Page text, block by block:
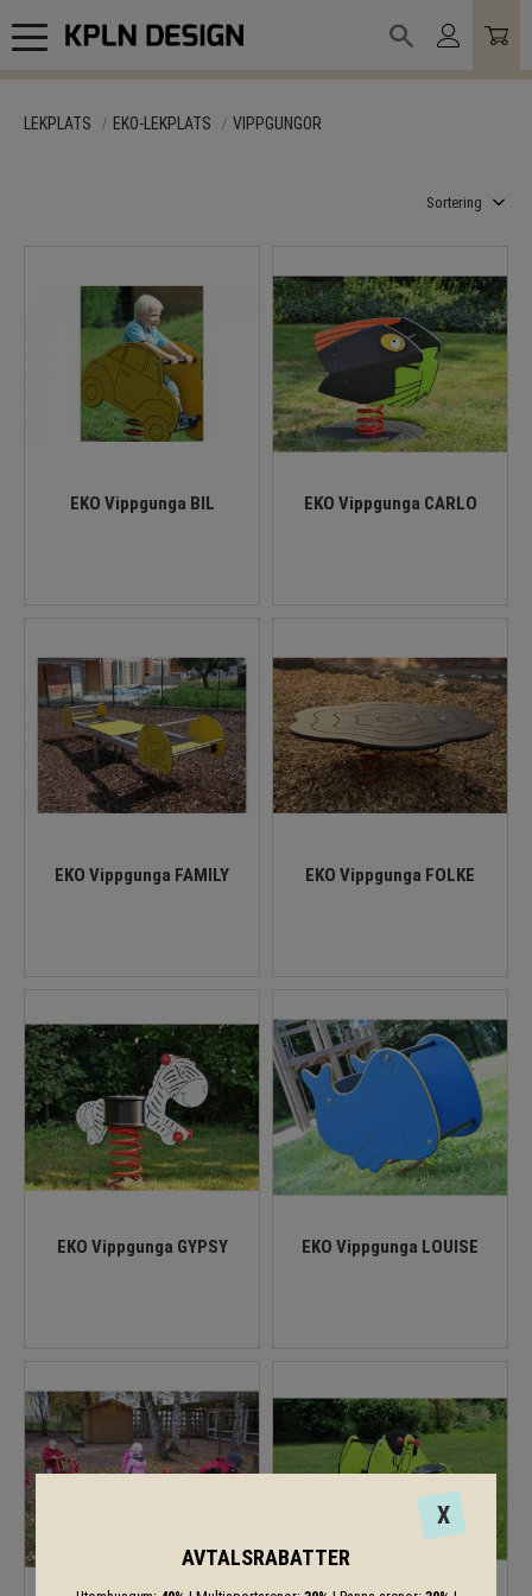
Meny
LEKPLATS EKO-LEKPLATS VIPPGUNGOR
EKO Vippgunga BIL EKO Vippgunga CARLO
EKO Vippgunga FAMILY EKO Vippgunga FOLKE
EKO Vippgunga GYPSY EKO Vippgunga LOUISE
X
AVTALSRABATTER